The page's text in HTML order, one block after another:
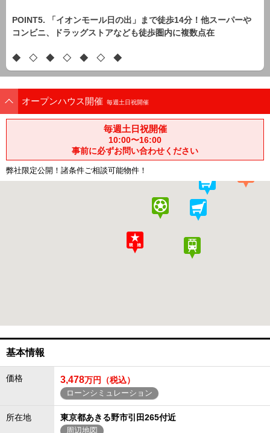
POINT5. 「イオンモール日の出」まで徒歩14分！他スーパーや
コンビニ、ドラッグストアなども徒歩圏内に複数点在
◆ ◇ ◆ ◇ ◆ ◇ ◆
オープンハウス開催 毎週土日祝開催
毎週土日祝開催
10:00〜16:00
事前に必ずお問い合わせください
弊社限定公開！諸条件ご相談可能物件！
基本情報
価格 3,478万円（税込）
ローンシミュレーション
所在地 東京都あきる野市引田265付近
周辺地図